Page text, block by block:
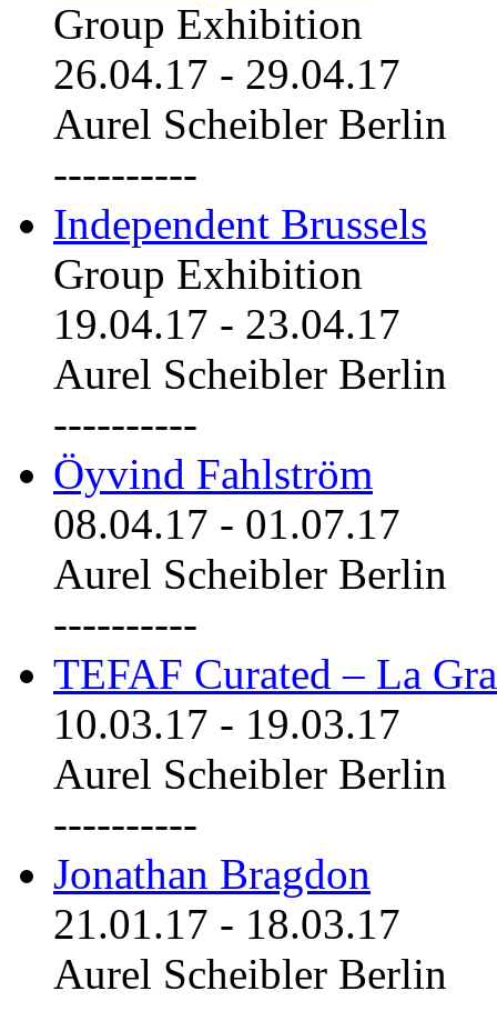
Group Exhibition
26.04.17 - 29.04.17
Aurel Scheibler Berlin
----------
Independent Brussels
Group Exhibition
19.04.17 - 23.04.17
Aurel Scheibler Berlin
----------
Öyvind Fahlström
08.04.17 - 01.07.17
Aurel Scheibler Berlin
----------
TEFAF Curated – La
10.03.17 - 19.03.17
Aurel Scheibler Berlin
----------
Jonathan Bragdon
21.01.17 - 18.03.17
Aurel Scheibler Berlin